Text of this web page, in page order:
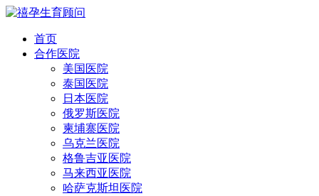
首页
合作医院
美国医院
泰国医院
日本医院
俄罗斯医院
柬埔寨医院
乌克兰医院
格鲁吉亚医院
马来西亚医院
哈萨克斯坦医院